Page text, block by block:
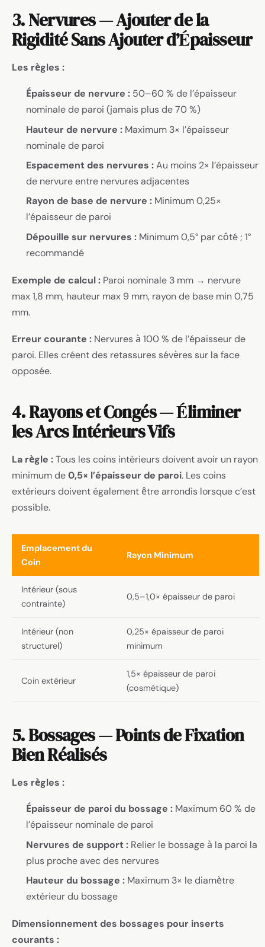
3. Nervures — Ajouter de la
Rigidité Sans Ajouter d’Épaisseur
Les règles :
Épaisseur de nervure : 50–60 % de l’épaisseur
nominale de paroi (jamais plus de 70 %)
Hauteur de nervure : Maximum 3× l’épaisseur
nominale de paroi
Espacement des nervures :Au moins 2× l’épaisseur
de nervure entre nervures adjacentes
Rayon de base de nervure : Minimum 0,25×
l’épaisseur de paroi
Dépouille sur nervures : Minimum 0,5° par côté ; 1°
recommandé
Exemple de calcul : Paroi nominale 3 mm → nervure
max 1,8 mm, hauteur max 9 mm, rayon de base min 0,75
mm.
Erreur courante : Nervures à 100 % de l’épaisseur de
paroi. Elles créent des retassures sévères sur la face
opposée.
4. Rayons et Congés — Éliminer
les Arcs Intérieurs Vifs
La règle :Tous les coins intérieurs doivent avoir un rayon
minimum de0,5× l’épaisseur de paroi. Les coins
extérieurs doivent également être arrondis lorsque c’est
possible.
Emplacement du
Coin
Rayon Minimum
Intérieur (sous
contrainte)
0,5–1,0× épaisseur de paroi
Intérieur (non
structurel)
0,25× épaisseur de paroi
minimum
Coin extérieur
1,5× épaisseur de paroi
(cosmétique)
5. Bossages — Points de Fixation
Bien Réalisés
Les règles :
Épaisseur de paroi du bossage : Maximum 60 % de
l’épaisseur nominale de paroi
Nervures de support : Relier le bossage à la paroi la
plus proche avec des nervures
Hauteur du bossage : Maximum 3× le diamètre
extérieur du bossage
Dimensionnement des bossages pour inserts
courants :